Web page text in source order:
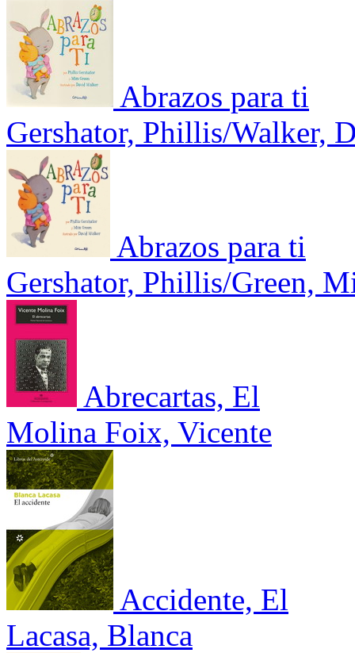
Abrazos para ti
Gershator, Phillis/Walker,
Abrazos para ti
Gershator, Phillis/Green,
Abrecartas, El
Molina Foix, Vicente
Accidente, El
Lacasa, Blanca